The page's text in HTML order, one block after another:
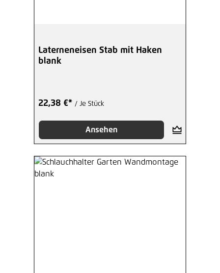
Laterneneisen Stab mit Haken
blank
22,38 €* / Je Stück
Ansehen